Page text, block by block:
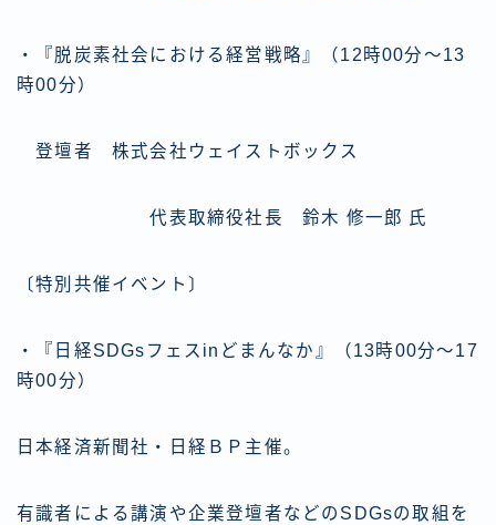
・『脱炭素社会における経営戦略』（12時00分～13
時00分）
登壇者 株式会社ウェイストボックス
代表取締役社長 鈴木 修一郎 氏
〔特別共催イベント〕
・『日経SDGsフェスinどまんなか』（13時00分～17
時00分）
日本経済新聞社・日経ＢＰ主催。
有識者による講演や企業登壇者などのSDGsの取組を